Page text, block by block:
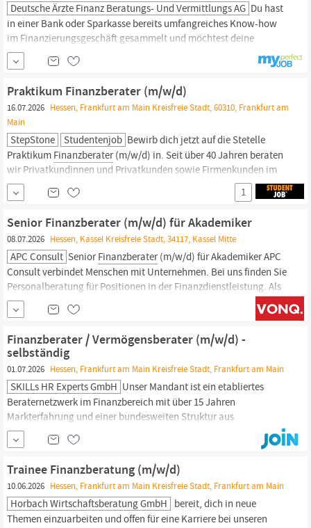
Deutsche Ärzte Finanz Beratungs- Und Vermittlungs AG Du hast
in einer Bank oder Sparkasse bereits umfangreiches Know-how
im Finanzierungsgeschäft gesammelt und möchtest deine
Karriere nun selbst gestalten – statt fremdbestimmt von starren
Bankstrukturen und Hierarchien zu sein? Oder du arbeitest bereits
Finanzberater:in und willst eine exklusive
Zielgruppe mit hohem...
Praktikum Finanzberater (m/w/d)
16.07.2026 Hessen, Frankfurt am Main Kreisfreie Stadt, 60310, Frankfurt am
Main
StepStone Studentenjob Bewirb dich jetzt auf die Stetelle
Praktikum Finanzberater(m/w/d) in. Seit über 40 Jahren beraten
wir Privatkundinnen und Privatkunden sowie Firmenkunden im
Bereich Finanzen und Versicherungen. Wir stellen die Träume und
Pläne unserer Kundinnen und Kunden in den Mittelpunkt und
erarbeiten gemeinsam einen persönlichen Finanzplan –
1
Senior Finanzberater (m/w/d) für Akademiker
08.07.2026 Hessen, Kassel Kreisfreie Stadt, 34117, Kassel Mitte
APC Consult SeniorFinanzberater(m/w/d) für Akademiker APC
Consult verbindet Menschen mit Unternehmen. Bei uns finden Sie
Personalberatung für Positionen in der Finanzdienstleistung. Als
Headhunter für Fachkräfte in ganz Deutschland arbeiten wir
erfolgreich als Bindeglied zwischen unseren Mandanten und
unseren Kandidaten.
Finanzberater / Vermögensberater (m/w/d) -
selbständig
01.07.2026 Hessen, Frankfurt am Main Kreisfreie Stadt, Frankfurt am Main
SKILLs HR Experts GmbH Unser Mandant ist ein etabliertes
Beraternetzwerk im Finanzbereich mit über 15 Jahren
Markterfahrung und einer bundesweiten Struktur aus
selbstständigen Beratern und Spezialisten. Der Fokus liegt auf
einer ganzheitlichen Beratung in den Bereichen Investment,
Versicherungen und Finanzierung. Ziel des Modells ist es,
unternehmerisch denkenden Beratern eine Plattform zu...
Trainee Finanzberatung (m/w/d)
10.06.2026 Hessen, Frankfurt am Main Kreisfreie Stadt, Frankfurt am Main
Horbach Wirtschaftsberatung GmbH bereit, dich in neue
Themen einzuarbeiten und offen für eine Karriere bei unseren